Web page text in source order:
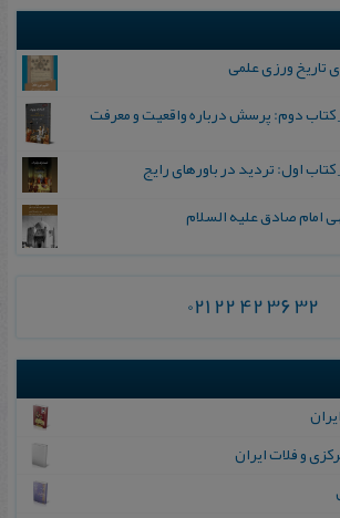
تاریخ ورزی علمی
کتاب دوم: پرسش درباره واقعیت و معرفت
اول: تردید در باورهای رایج
صادق علیه السلام
021 22 42 36 32
و ف‍لات‌ ای‍ران‌